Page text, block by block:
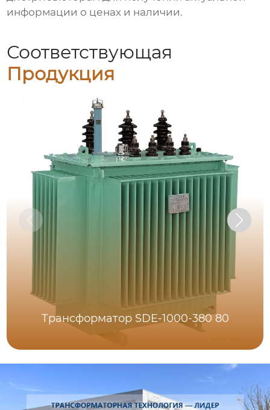
информации о ценах и наличии.
Соответствующая
Продукция
Трансформатор SDE-1000-380 80